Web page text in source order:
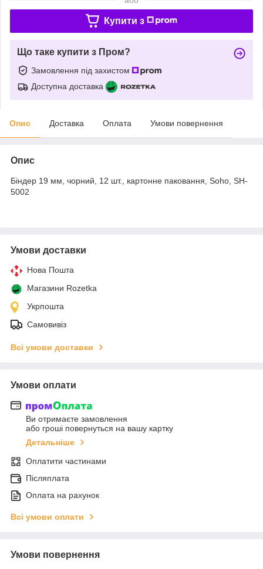
Купити з
Що таке купити з Пром?
Замовлення під захистом
Доступна доставка
Опис Доставка Оплата Умови повернення
Опис
Біндер 19 мм, чорний, 12 шт., картонне паковання, Soho, SH-
5002
Умови доставки
Нова Пошта
Магазини Rozetka
Укрпошта
Самовивіз
Всі умови доставки
Умови оплати
Ви отримаєте замовлення
або гроші повернуться на вашу картку
Детальніше
Оплатити частинами
Післяплата
Оплата на рахунок
Всі умови оплати
Умови повернення